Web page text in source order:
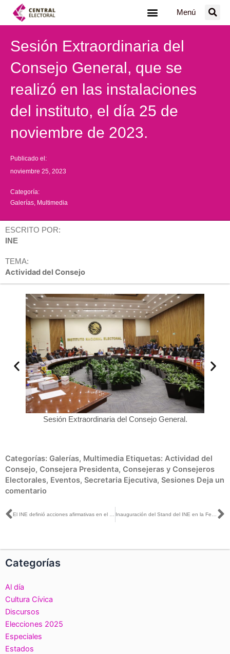
Menú
Sesión Extraordinaria del
Consejo General, que se
realizó en las instalaciones
del instituto, el día 25 de
noviembre de 2023.
Publicado el:
noviembre 25, 2023
Categoría:
Galerías Multimedia
ESCRITO POR:
INE
TEMA:
Actividad del Consejo
Sesión Extraordinaria del Consejo General.
Categorías: Galerías, Multimedia Etiquetas: Actividad del
Consejo, Consejera Presidenta, Consejeras y Consejeros
Electorales, Eventos, Secretaria Ejecutiva, Sesiones Deja un
comentario
Ant
Categorías
Al día
Cultura Cívica
Discursos
Elecciones 2025
Especiales
Estados